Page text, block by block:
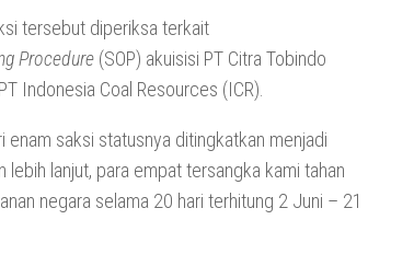
tersebut diperiksa terkait
Procedure (SOP) akuisisi PT Citra Tobindo
Indonesia Coal Resources (ICR).
enam saksi statusnya ditingkatkan menjadi
lanjut, para empat tersangka kami tahan
negara selama 20 hari terhitung 2 Juni – 21